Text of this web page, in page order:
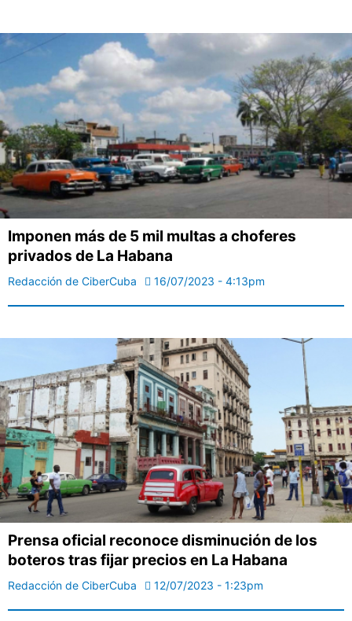
Imponen más de 5 mil multas a choferes
privados de La Habana
Redacción de CiberCuba 16/07/2023 - 4:13pm
Prensa oficial reconoce disminución de los
boteros tras fijar precios en La Habana
Redacción de CiberCuba 12/07/2023 - 1:23pm